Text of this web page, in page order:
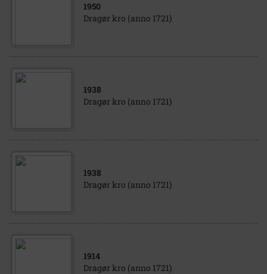
1950
Dragør kro (anno 1721)
1938
Dragør kro (anno 1721)
1938
Dragør kro (anno 1721)
1914
Dragør kro (anno 1721)